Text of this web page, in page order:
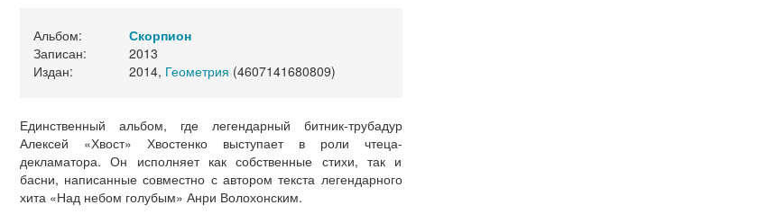
Альбом:
Скорпион
Записан:
2013
Издан:
2014, Геометрия (4607141680809)
Единственный альбом, где легендарный битник-трубадур
Алексей «Хвост» Хвостенко выступает в роли чтеца-
декламатора. Он исполняет как собственные стихи, так и
басни, написанные совместно с автором текста легендарного
хита «Над небом голубым» Анри Волохонским.